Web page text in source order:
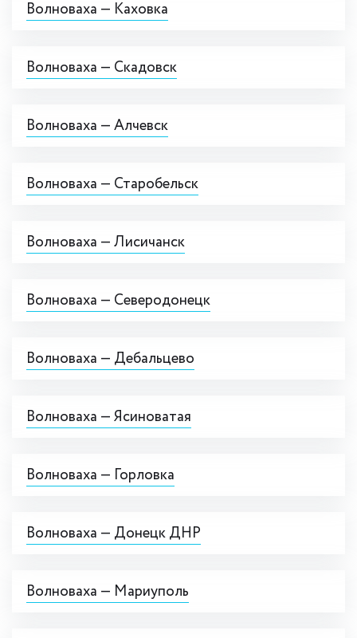
Волноваха — Каховка
Волноваха — Скадовск
Волноваха — Алчевск
Волноваха — Старобельск
Волноваха — Лисичанск
Волноваха — Северодонецк
Волноваха — Дебальцево
Волноваха — Ясиноватая
Волноваха — Горловка
Волноваха — Донецк ДНР
Волноваха — Мариуполь